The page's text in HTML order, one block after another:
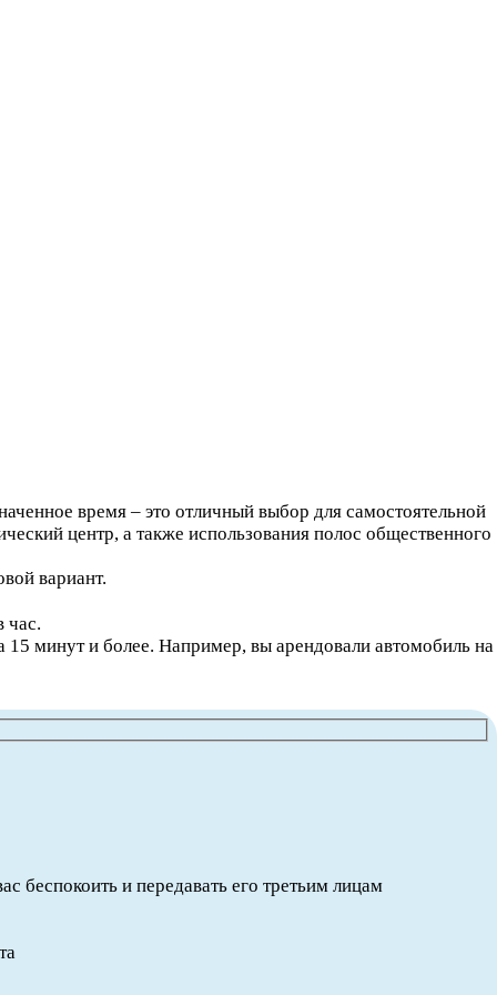
время – это отличный выбор для самостоятельной
центр, а также использования полос общественного
вариант.
час.
минут и более. Например, вы арендовали автомобиль на
беспокоить и передавать его третьим лицам